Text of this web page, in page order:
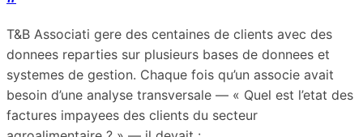
T&B Associati gere des centaines de clients avec des
donnees reparties sur plusieurs bases de donnees et
systemes de gestion. Chaque fois qu’un associe avait
besoin d’une analyse transversale — « Quel est l’etat des
factures impayees des clients du secteur